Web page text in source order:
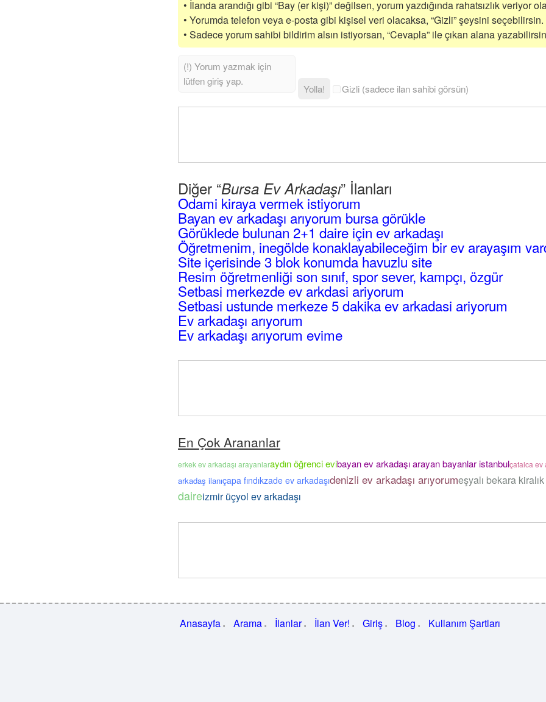
• İlanda arandığı gibi “Bay (er kişi)” değilsen, yorum yazdığında rahatsızlık veriyor
• Yorumda telefon veya e-posta gibi kişisel veri olacaksa, “Gizli” şeysini seçebilirsin.
• Sadece yorum sahibi bildirim alsın istiyorsan, “Cevapla” ile çıkan alana
Yolla! Gizli (sadece ilan sahibi görsün)
Diğer “Bursa Ev Arkadaşı” İlanları
Odami kiraya vermek istiyorum
Bayan ev arkadaşı arıyorum bursa görükle
Görüklede bulunan 2+1 daire için ev arkadaşı
Öğretmenim, inegölde konaklayabileceğim bir ev arayaşım
Site içerisinde 3 blok konumda havuzlu site
Resim öğretmenliği son sınıf, spor sever, kampçı, özgür
Setbasi merkezde ev arkdasi ariyorum
Setbasi ustunde merkeze 5 dakika ev arkadasi ariyorum
Ev arkadaşı arıyorum
Ev arkadaşı arıyorum evime
En Çok Arananlar
erkek ev arkadaşı arayanlaraydın öğrenci evibayan ev arkadaşı arayan bayanlar istanbulçatalca ev
arkadaş ilanıçapa fındıkzade ev arkadaşıdenizli ev arkadaşı arıyorumeşyalı bekara
daireizmir üçyol ev arkadaşı
Anasayfa Arama İlanlar İlan Ver! Giriş Blog Kullanım Şartları